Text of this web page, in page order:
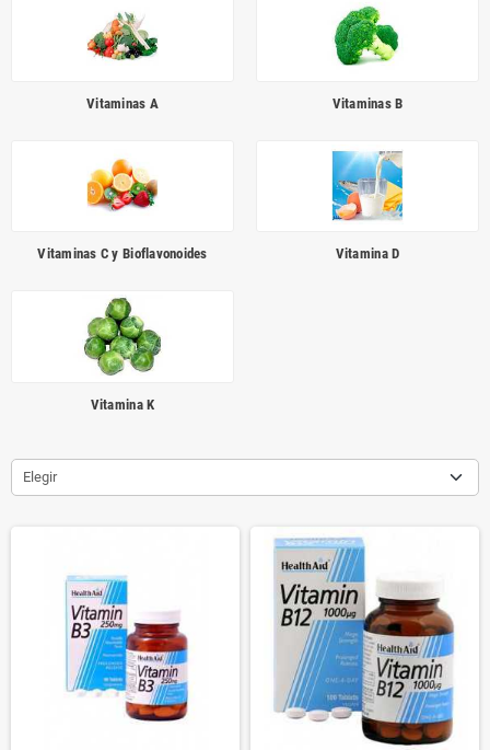
Vitaminas A Vitaminas B
Vitaminas C y Bioflavonoides Vitamina D
Vitamina K
Elegir